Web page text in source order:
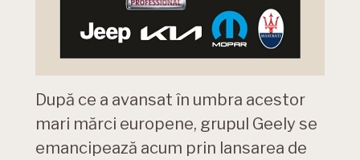
După ce a avansat în umbra acestor
mari mărci europene, grupul Geely se
emancipează acum prin lansarea de